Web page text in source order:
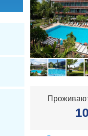
о.Пхукет. Пляж
о.Пхукет. Пляж
о.Пхукет. Пляж
о.Пхукет. Пляж
о.Пхукет. Пляж
о.Пхукет. Пляж
о.Пхукет. Пляж
о.Самет
о.Самуи